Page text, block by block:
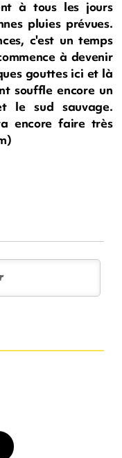
à tous les jours
pluies prévues.
c'est un temps
à devenir
gouttes ici et là
souffle encore un
le sud sauvage.
encore faire très